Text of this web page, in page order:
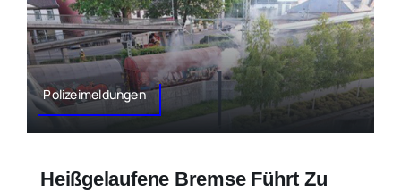
Polizeimeldungen
Heißgelaufene Bremse Führt Zu